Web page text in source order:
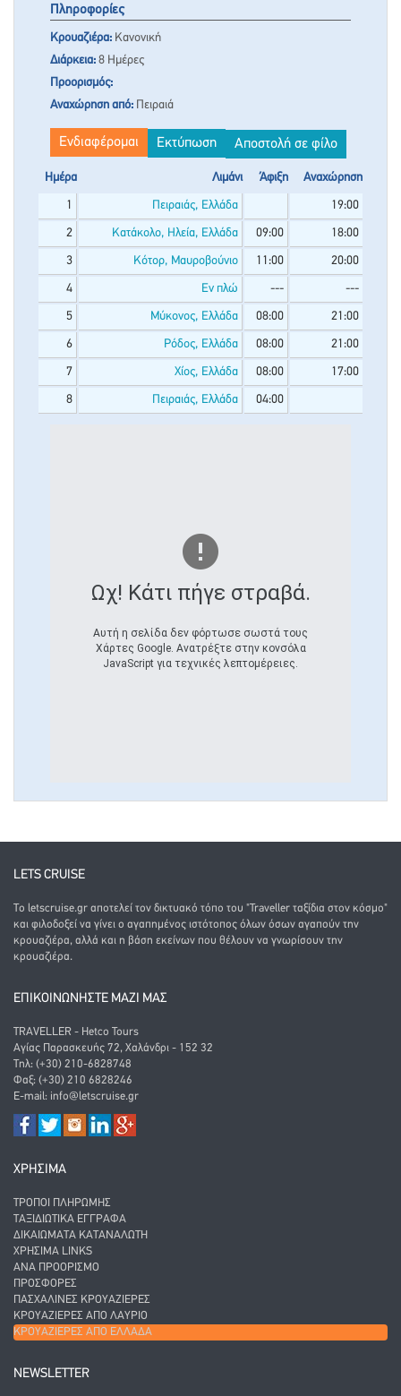
Πληροφορίες
Κρουαζιέρα: Κανονική
Διάρκεια: 8 Ημέρες
Προορισμός:
Αναχώρηση από: Πειραιά
Ενδιαφέρομαι Εκτύπωση Αποστολή σε φίλο
Ημέρα Λιμάνι Άφιξη Αναχώρηση
1 Πειραιάς, Ελλάδα 19:00
2 Κατάκολο, Ηλεία, Ελλάδα 09:00 18:00
3 Κότορ, Μαυροβούνιο 11:00 20:00
4 Εν πλώ --- ---
5 Μύκονος, Ελλάδα 08:00 21:00
6 Ρόδος, Ελλάδα 08:00 21:00
7 Χίος, Ελλάδα 08:00 17:00
8 Πειραιάς, Ελλάδα 04:00
Ωχ! Κάτι πήγε στραβά.
Αυτή η σελίδα δεν φόρτωσε σωστά τους
Χάρτες Google. Ανατρέξτε στην κονσόλα
JavaScript για τεχνικές λεπτομέρειες.
LETS CRUISE
Το letscruise.gr αποτελεί τον δικτυακό τόπο του "Traveller ταξίδια στον κόσμο"
και φιλοδοξεί να γίνει ο αγαπημένος ιστότοπος όλων όσων αγαπούν την
κρουαζιέρα, αλλά και η βάση εκείνων που θέλουν να γνωρίσουν την
κρουαζιέρα.
ΕΠΙΚΟΙΝΩΝΗΣΤΕ ΜΑΖΙ ΜΑΣ
TRAVELLER - Hetco Tours
Αγίας Παρασκευής 72, Χαλάνδρι - 152 32
Τηλ: (+30) 210-6828748
Φαξ: (+30) 210 6828246
E-mail: info@letscruise.gr
ΧΡΗΣΙΜΑ
ΤΡΌΠΟΙ ΠΛΗΡΩΜΉΣ
ΤΑΞΙΔΙΩΤΙΚΆ ΈΓΓΡΑΦΑ
ΔΙΚΑΙΏΜΑΤΑ ΚΑΤΑΝΑΛΩΤΉ
ΧΡΉΣΙΜΑ LINKS
ΑΝΑ ΠΡΟΟΡΙΣΜΌ
ΠΡΟΣΦΟΡΈΣ
ΠΑΣΧΑΛΙΝΈΣ ΚΡΟΥΑΖΙΈΡΕΣ
ΚΡΟΥΑΖΙΈΡΕΣ ΑΠΌ ΛΑΎΡΙΟ
ΚΡΟΥΑΖΙΈΡΕΣ ΑΠΌ ΕΛΛΆΔΑ
NEWSLETTER